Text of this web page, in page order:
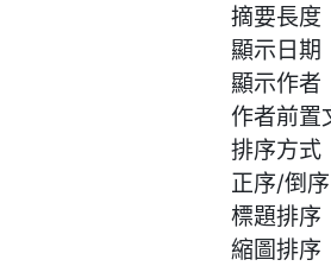
摘要長度
顯示日期
顯示作者
作者前置
排序方式
正序/倒序
標題排序
縮圖排序